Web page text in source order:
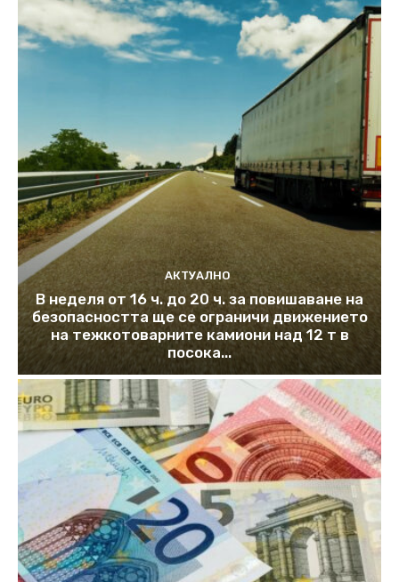
АКТУАЛНО
В неделя от 16 ч. до 20 ч. за повишаване на
безопасността ще се ограничи движението
на тежкотоварните камиони над 12 т в
посока...